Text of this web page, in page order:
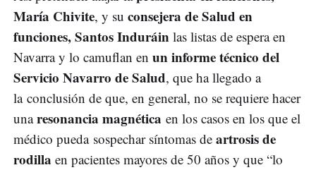
María Chivite, y su consejera de Salud en
funciones, Santos Induráin las listas de espera en
Navarra y lo camuflan en un informe técnico del
Servicio Navarro de Salud, que ha llegado a
la conclusión de que, en general, no se requiere hacer
unaresonancia magnética en los casos en los que el
médico pueda sospechar síntomas de artrosis de
rodilla en pacientes mayores de 50 años y que “lo